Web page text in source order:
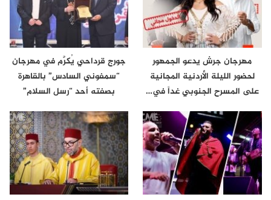
مهرجان جرش يدعو الجمهور
لحضور الليلة الأردنية المجانية
على المسرح الجنوبي غداً في…
جورج قرداحي يُكرَّم في مهرجان
“سمفوني السادس” بالقاهرة
بصفته أحد “رسل السلام”